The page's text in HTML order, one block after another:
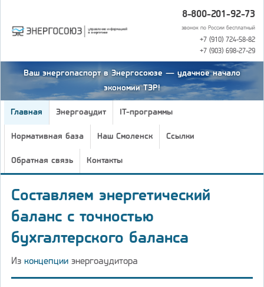
8-800-201-92-73
звонок по России бесплатный
+7 (910) 724-58-82
+7 (903) 698-27-29
Ваш энергопаспорт в Энергосоюзе — удачное начало
экономии ТЭР!
Главная Энергоаудит IT-программы
Нормативная база Наш Смоленск Ссылки
Обратная связь Контакты
Составляем энергетический
баланс с точностью
бухгалтерского баланса
Из концепции энергоаудитора